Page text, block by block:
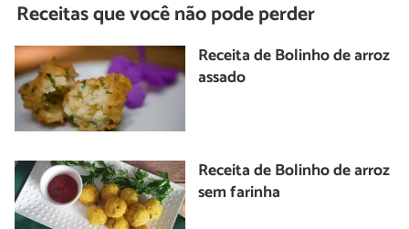
Receitas que você não pode perder
Receita de Bolinho de arroz
assado
Receita de Bolinho de arroz
sem farinha